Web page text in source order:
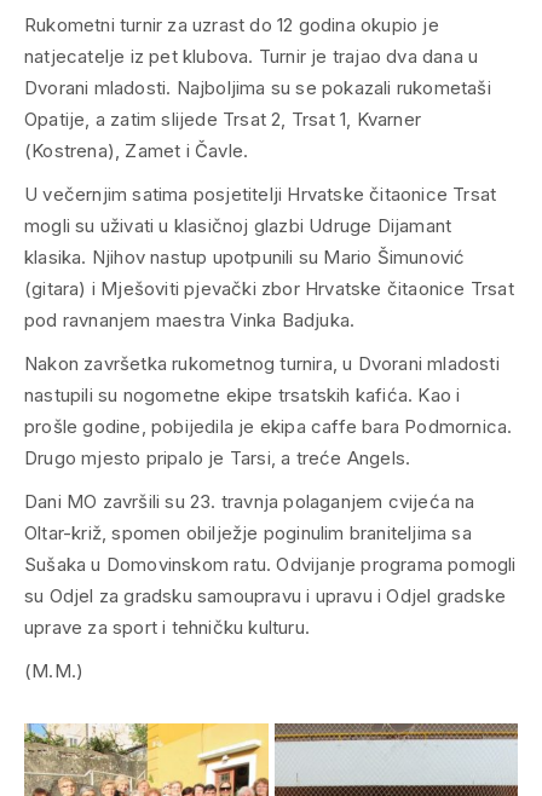
Rukometni turnir za uzrast do 12 godina okupio je
natjecatelje iz pet klubova. Turnir je trajao dva dana u
Dvorani mladosti. Najboljima su se pokazali rukometaši
Opatije, a zatim slijede Trsat 2, Trsat 1, Kvarner
(Kostrena), Zamet i Čavle.
U večernjim satima posjetitelji Hrvatske čitaonice Trsat
mogli su uživati u klasičnoj glazbi Udruge Dijamant
klasika. Njihov nastup upotpunili su Mario Šimunović
(gitara) i Mješoviti pjevački zbor Hrvatske čitaonice Trsat
pod ravnanjem maestra Vinka Badjuka.
Nakon završetka rukometnog turnira, u Dvorani mladosti
nastupili su nogometne ekipe trsatskih kafića. Kao i
prošle godine, pobijedila je ekipa caffe bara Podmornica.
Drugo mjesto pripalo je Tarsi, a treće Angels.
Dani MO završili su 23. travnja polaganjem cvijeća na
Oltar-križ, spomen obilježje poginulim braniteljima sa
Sušaka u Domovinskom ratu. Odvijanje programa pomogli
su Odjel za gradsku samoupravu i upravu i Odjel gradske
uprave za sport i tehničku kulturu.
(M.M.)